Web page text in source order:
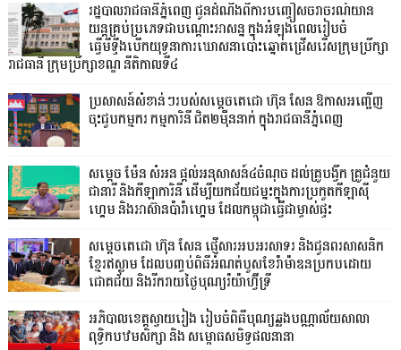
រដ្ឋបាលរាជធានីភ្នំពេញ ជូនដំណឹងពីការបញ្ចៀសចរាចរណ៍យាន
យន្តគ្រប់ប្រភេទជាបណ្តោះអាសន្ន ក្នុងអំឡុងពេលរៀបចំ
ធ្វើមីទ្ទីងបើកយុទ្ធនាការឃោសនាបោះឆ្នោតជ្រើសរើសក្រុមប្រឹក្សា
រាជធានី ក្រុមប្រឹក្សាខណ្ឌ នីតិកាលទី៤
ប្រសាសន៍សំខាន់ៗរបស់សម្តេចតេជោ ហ៊ុន សែន ឱកាសអញ្ជើញ
ចុះជួបកម្មករ កម្មការិនី ជិត២ម៉ឺននាក់ ក្នុងរាជធានីភ្នំពេញ
សម្តេច ម៉ែន សំអន ផ្តល់អនុសាសន៍៤ចំណុច ដល់គ្រូបង្វឹក គ្រូជំនួយ
ជានារី និងកីឡាការិនី ដើម្បីយកជ័យជម្នះក្នុងការប្រកួតកីឡាស៊ី
ហ្គេម និងអាស៊ានប៉ារ៉ាហ្គេម ដែលកម្ពុជាធ្វើជាម្ចាស់ផ្ទះ
សម្ដេចតេជោ ហ៊ុន សែន ផ្ញើសារអបអរសាទរ និងជូនពរសាសនិក
ខ្មែរឥស្លាម ដែលបញ្ចប់ពិធីអំណត់បួសខែរ៉ាម៉ាឌនប្រកបដោយ
ជោគជ័យ និងរីករាយថ្ងៃបុណ្យរ៉យ៉ាហ៊្វីទ្រី
អភិបាលខេត្តស្វាយរៀង រៀបចំពិធីបុណ្យឆ្លងបណ្ណាល័យសាលា
ពុទ្ធិកបឋមសិក្សា និង សម្ពោធសមិទ្ធផលនានា